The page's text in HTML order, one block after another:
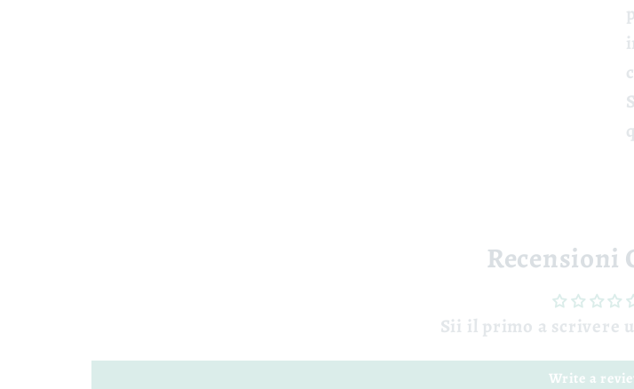
Recensioni
Sii il primo a scrivere
Write a